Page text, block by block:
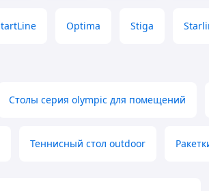
Optima Stiga
Столы серия olympic для помещений
Теннисный стол outdoor